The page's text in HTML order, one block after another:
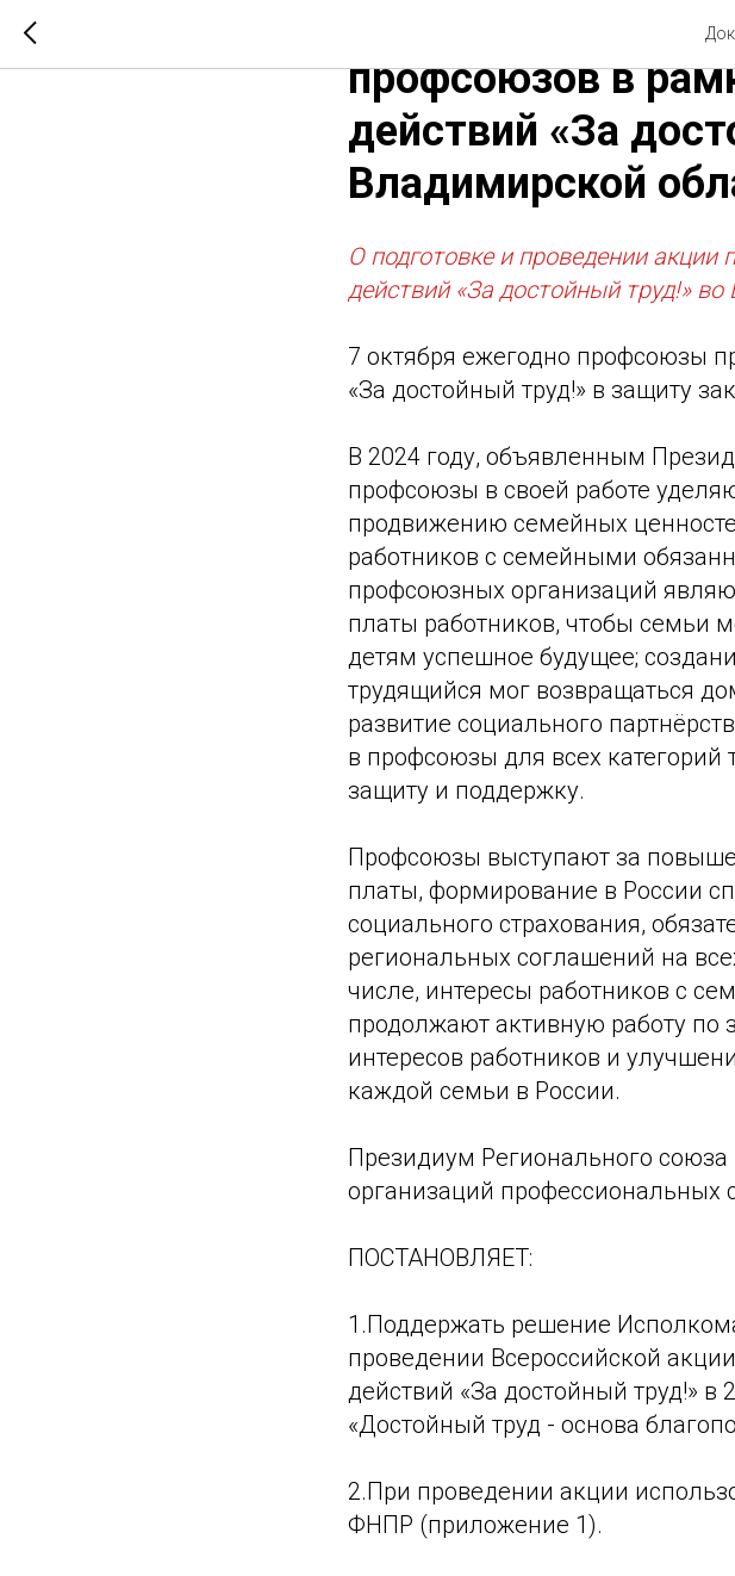
О подготовке и
профсоюзов в
действий «За
Владимирской
О подготовке и проведении
действий «За достойный труд!»
7 октября ежегодно профсоюзы
«За достойный труд!» в защиту
В 2024 году, объявленным
профсоюзы в своей работе
продвижению семейных
работников с семейными
профсоюзных организаций
платы работников, чтобы семьи
детям успешное будущее;
трудящийся мог возвращаться
развитие социального
в профсоюзы для всех
защиту и поддержку.
Профсоюзы выступают за
платы, формирование в России
социального страхования,
региональных соглашений на
числе, интересы работников с
продолжают активную работу по
интересов работников и
каждой семьи в России.
Президиум Регионального
организаций профессиональных
ПОСТАНОВЛЯЕТ:
1.Поддержать решение
проведении Всероссийской
действий «За достойный труд!» в
«Достойный труд - основа
2.При проведении акции
ФНПР (приложение 1).